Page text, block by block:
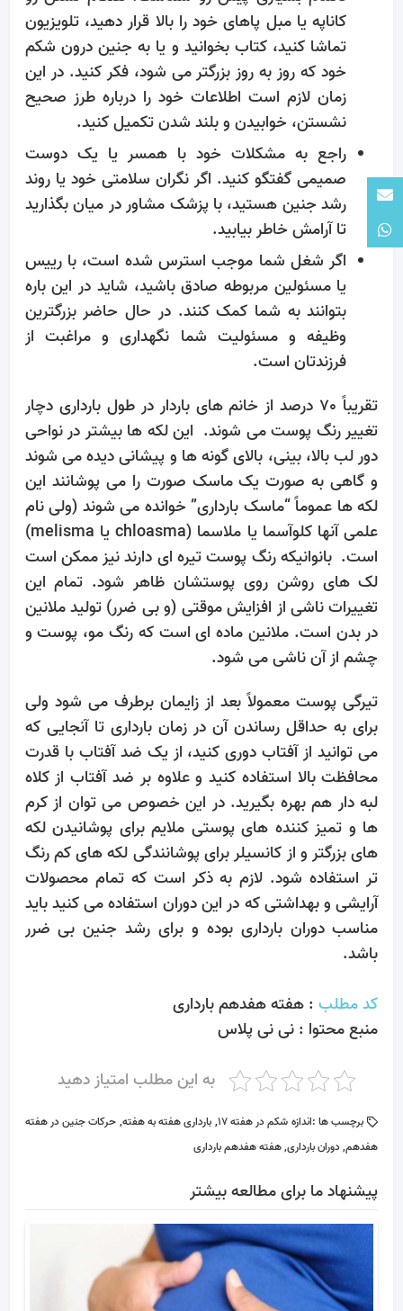
کاناپه یا مبل پاهای خود را بالا قرار دهید، تلویزیون
تماشا کنید، کتاب بخوانید و یا به جنین درون شکم
خود که روز به روز بزرگتر می شود، فکر کنید. در این
زمان لازم است اطلاعات خود را درباره طرز صحیح
نشستن، خوابیدن و بلند شدن تکمیل کنید.
راجع به مشکلات خود با همسر یا یک دوست
صمیمی گفتگو کنید. اگر نگران سلامتی خود یا روند
رشد جنین هستید، با پزشک مشاور در میان بگذارید
تا آرامش خاطر بیابید.
اگر شغل شما موجب استرس شده است، با رییس
یا مسئولین مربوطه صادق باشید، شاید در این باره
بتوانند به شما کمک کنند. در حال حاضر بزرگترین
وظیفه و مسئولیت شما نگهداری و مراغبت از
فرزندتان است.
تقریباً 70 درصد از خانم های باردار در طول بارداری دچار
تغییر رنگ پوست می شوند. این لکه ها بیشتر در نواحی
دور لب بالا، بینی، بالای گونه ها و پیشانی دیده می شوند
و گاهی به صورت یک ماسک صورت را می پوشانند این
لکه ها عموماً “ماسک بارداری” خوانده می شوند (ولی نام
علمی آنها کلوآسما یا ملاسما (chloasma یا melisma)
است. بانوانیکه رنگ پوست تیره ای دارند نیز ممکن است
لک های روشن روی پوستشان ظاهر شود. تمام این
تغییرات ناشی از افزایش موقتی (و بی ضرر) تولید ملانین
در بدن است. ملانین ماده ای است که رنگ مو، پوست و
چشم از آن ناشی می شود.
تیرگی پوست معمولاً بعد از زایمان برطرف می شود ولی
برای به حداقل رساندن آن در زمان بارداری تا آنجایی که
می توانید از آفتاب دوری کنید، از یک ضد آفتاب با قدرت
محافظت بالا استفاده کنید و علاوه بر ضد آفتاب از کلاه
لبه دار هم بهره بگیرید. در این خصوص می توان از کرم
ها و تمیز کننده های پوستی ملایم برای پوشانیدن لکه
های بزرگتر و از کانسیلر برای پوشانندگی لکه های کم رنگ
تر استفاده شود. لازم به ذکر است که تمام محصولات
آرایشی و بهداشتی که در این دوران استفاده می کنید باید
مناسب دوران بارداری بوده و برای رشد جنین بی ضرر
باشد.
کد مطلب: هفته هفدهم بارداری
منبع محتوا : نی نی پلاس
به این مطلب امتیاز دهید
برچسب ها :اندازه شکم در هفته 17 , بارداری هفته به هفته, حرکات جنین در هفته
هفدهم,دوران بارداری,هفته هفدهم بارداری
پیشنهاد ما برای مطالعه بیشتر